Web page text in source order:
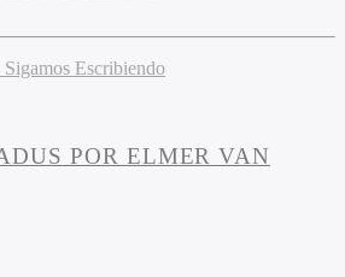
Escribiendo
POR ELMER VAN